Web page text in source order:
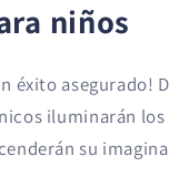
niños
éxito asegurado!
iluminarán los
su